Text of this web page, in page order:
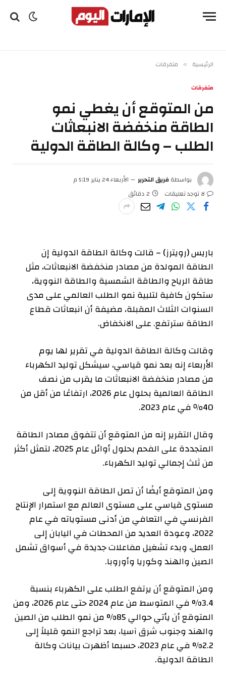
الرئيسية » متفرقات
متفرقات
من المتوقع أن يغطي نمو
الطاقة منخفضة الانبعاثات
الطلب – وكالة الطاقة الدولية
بواسطةفريق التحرير
الأربعاء 24 يناير 5:19 م
لا توجد تعليقات
2 دقائق
باريس (رويترز) – قالت وكالة الطاقة الدولية إن
الطاقة المولدة من مصادر منخفضة الانبعاثات، مثل
طاقة الرياح والطاقة الشمسية والطاقة النووية،
ستكون كافية لتلبية نمو الطلب العالمي على مدى
السنوات الثلاث المقبلة، مضيفة أن انبعاثات قطاع
الطاقة سترتفع. على الانخفاض.
وقالت وكالة الطاقة الدولية في تقرير لها يوم
الأربعاء إنه بعد نمو قياسي، سيشكل توليد الكهرباء
من مصادر منخفضة الانبعاثات ما يقرب من نصف
الطاقة العالمية بحلول عام 2026، ارتفاعًا من أقل من
40٪ في عام 2023.
وقال التقرير إنه من المتوقع أن تتفوق مصادر الطاقة
المتجددة على الفحم بحلول أوائل عام 2025، لتمثل أكثر
من ثلث إجمالي توليد الكهرباء.
ومن المتوقع أيضًا أن تصل الطاقة النووية إلى
مستوى قياسي على مستوى العالم مع استمرار الإنتاج
الفرنسي في التعافي من أدنى مستوياته في عام
2022، وعودة العديد من المحطات في اليابان إلى
العمل، وبدء تشغيل مفاعلات جديدة في أسواق تشمل
الصين والهند وكوريا وأوروبا.
ومن المتوقع أن يرتفع الطلب على الكهرباء بنسبة
3.4% في المتوسط ​​من عام 2024 حتى عام 2026، ومن
المتوقع أن يأتي حوالي 85% من نمو الطلب من الصين
والهند وجنوب شرق آسيا، بعد تراجع النمو قليلاً إلى
2.2% في عام 2023، حسبما أظهرت بيانات وكالة
الطاقة الدولية.